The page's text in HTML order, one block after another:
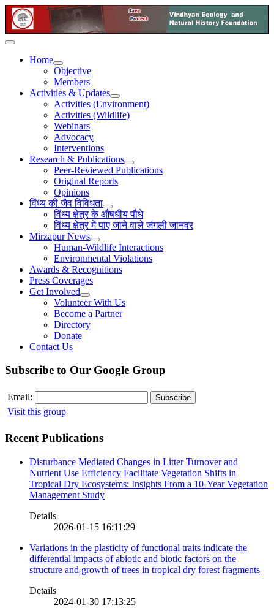
Home
Objective
Members
Activities & Updates
Activities (Environment)
Activities (Wildlife)
Webinars
Advocacy
Interventions
Research & Publications
Peer-Reviewed Publications
Original Reports
Opinions
विंध्य की जैव विविधता
विंध्य क्षेत्र के औषधीय पौधे
विंध्य क्षेत्र में पाए जाने वाले जंगली जानवर
Mirzapur News
Human-Wildlife Interactions
Environmental Violations
Awards & Recognitions
Press Coverages
Get Involved
Volunteer With Us
Become a Partner
Directory
Donate
Contact Us
Subscribe to Our Google Group
Email:
Visit this group
Recent Publications
Disturbance Mediated Changes in Litter Turnover and
Nutrient Use Efficiency Facilitate Vegetation Shifts in
Tropical Dry Ecosystems: Insights From a 10-Year Vegetation
Management Study
Details
2026-01-15 16:11:29
Variations in the plasticity of functional traits indicate the
differential impacts of abiotic and biotic factors on the
structure and growth of trees in tropical dry forest fragments
Details
2024-01-30 17:13:25